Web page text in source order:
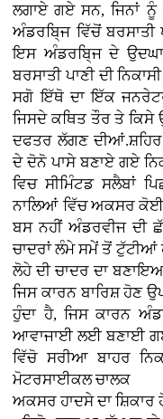
ਲਗਾਏ ਗਏ ਸਨ, ਜਿਨਾਂ
ਅੰਡਰਬਿ੍ਜ ਵਿੱਚੋਂ ਬਰਸਾਤੀ
ਇਸ ਅੰਡਰਬਿ੍ਜ ਦੇ
ਬਰਸਾਤੀ ਪਾਣੀ ਦੀ
ਸਗੋ ਇੱਥੋ ਦਾ ਇੱਕ
ਜਿਸਦੇ ਕਥਿਤ ਤੌਰ ਤੇ ਕਿਸੇ
ਦਫਤਰ ਲੱਗਣ ਦੀਆਂ.ਸ਼ਹਿਰ
ਦੇ ਦੋਨੋ ਪਾਸੇ ਬਣਾਏ ਗਏ
ਵਿਚ ਸੀਮਿੰਟਡ ਸਲੈਬਾਂ
ਨਾਲਿਆਂ ਵਿੱਚ ਅਕਸਰ ਕੋਈ
ਬਸ ਨਹੀਂ ਅੰਡਰਵੀਜ ਦੀ
ਚਾਦਰਾਂ ਲੰਮੇ ਸਮੇਂ ਤੋਂ ਟੁੱਟੀਆਂ
ਲੋਹੇ ਦੀ ਚਾਦਰ ਦਾ
ਜਿਸ ਕਾਰਨ ਬਾਰਿਸ਼ ਹੋਣ
ਹੁੰਦਾ ਹੈ, ਜਿਸ ਕਾਰਨ
ਆਵਾਜਾਈ ਲਈ ਬਣਾਈ
ਵਿੱਚੋ ਸਰੀਆ ਬਾਹਰ
ਮੋਟਰਸਾਈਕਲ ਚਾਲਕ
ਅਕਸਰ ਹਾਦਸੇ ਦਾ ਸ਼ਿਕਾਰ